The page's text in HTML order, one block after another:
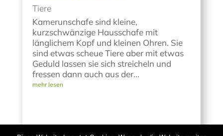
Tiere
Kamerunschafe sind kleine,
kurzschwänzige Hausschafe mit
länglichem Kopf und kleinen Ohren. Sie
sind etwas scheue Tiere aber mit etwas
Geduld lassen sie sich streicheln und
fressen dann auch aus der...
mehr lesen